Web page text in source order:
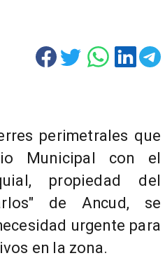
perimetrales que
Municipal con el
propiedad del
de Ancud, se
urgente para
en la zona.